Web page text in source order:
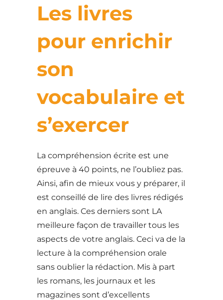
Les livres
pour enrichir
son
vocabulaire et
s’exercer
La compréhension écrite est une
épreuve à 40 points, ne l’oubliez pas.
Ainsi, afin de mieux vous y préparer, il
est conseillé de lire des livres rédigés
en anglais. Ces derniers sont LA
meilleure façon de travailler tous les
aspects de votre anglais. Ceci va de la
lecture à la compréhension orale
sans oublier la rédaction. Mis à part
les romans, les journaux et les
magazines sont d’excellents